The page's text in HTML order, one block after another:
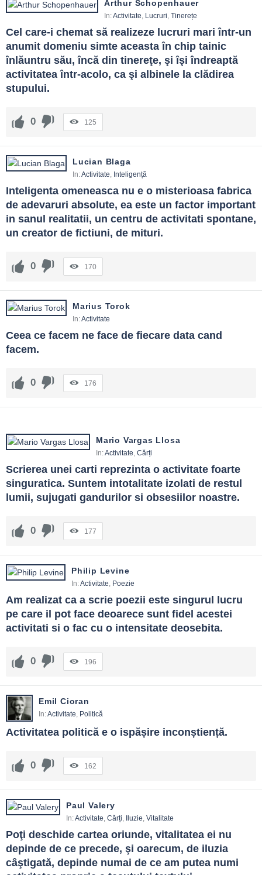
Arthur Schopenhauer
In:Activitate, Lucruri, Tinerețe
Cel care-i chemat să realizeze lucruri mari într-un
anumit domeniu simte aceasta în chip tainic
înlăuntru său, încă din tinereţe, şi îşi îndreaptă
activitatea într-acolo, ca şi albinele la clădirea
stupului.
0 125
Lucian Blaga
In:Activitate, Inteligență
Inteligenta omeneasca nu e o misterioasa fabrica
de adevaruri absolute, ea este un factor important
in sanul realitatii, un centru de activitati spontane,
un creator de fictiuni, de mituri.
0 170
Marius Torok
In:Activitate
Ceea ce facem ne face de fiecare data cand
facem.
0 176
Mario Vargas Llosa
In:Activitate, Cărți
Scrierea unei carti reprezinta o activitate foarte
singuratica. Suntem intotalitate izolati de restul
lumii, sujugati gandurilor si obsesiilor noastre.
0 177
Philip Levine
In:Activitate, Poezie
Am realizat ca a scrie poezii este singurul lucru
pe care il pot face deoarece sunt fidel acestei
activitati si o fac cu o intensitate deosebita.
0 196
Emil Cioran
In:Activitate, Politică
Activitatea politică e o ispășire inconștiență.
0 162
Paul Valery
In:Activitate, Cărți, Iluzie, Vitalitate
Poţi deschide cartea oriunde, vitalitatea ei nu
depinde de ce precede, şi oarecum, de iluzia
câştigată, depinde numai de ce am putea numi